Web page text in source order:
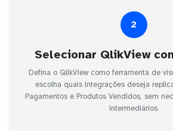
2
Selecionar QlikView
Defina o QlikView como ferramenta de
escolha quais integrações deseja
Pagamentos e Produtos Vendidos, sem
intermediários.